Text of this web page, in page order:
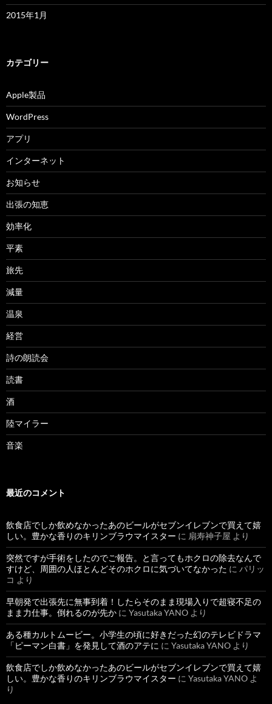
2015年1月
カテゴリー
Apple製品
WordPress
アプリ
インターネット
お知らせ
出張の知恵
効率化
平素
旅先
減量
温泉
経営
詩の朗読会
読書
酒
陸マイラー
音楽
最近のコメント
飲食店でしか飲めなかったあのビールがセブンイレブンで買えて嬉
しい。豊かな香りのキリンブラウマイスター に 扇寿神子屋 より
突然ですが手術をしたのでご報告。と言ってもホクロの除去なんで
すけど、周囲の人ほとんどそのホクロに気づいてなかった に パリッ
コ より
早朝発で出張先に無事到着！したらそのまま現場入りで超寝不足の
まま力仕事。倒れるのが先か に Yasutaka YANO より
ある種カルトムービー。小学生の頃に好きだった幻のテレビドラマ
「ピーマン白書」を発見して酒のアテに に Yasutaka YANO より
飲食店でしか飲めなかったあのビールがセブンイレブンで買えて嬉
しい。豊かな香りのキリンブラウマイスター に Yasutaka YANO よ
り